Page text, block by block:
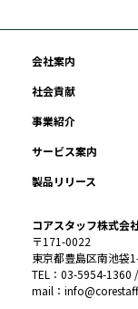
会社案内
社会貢献
事業紹介
サービス案内
製品リリース
コアスタッフ株式会
〒171-0022
東京都豊島区南池袋
TEL：03-5954-1360
mail：